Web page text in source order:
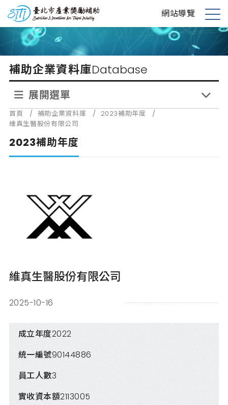
到
內
台北市產業獎勵補助 網站導覽
展
單
補助企業資料庫Database
展開選單
首頁 / 補助企業資料庫 / 2023補助年度
/
維真生醫股份有限公司
2023補助年度
維真生醫股份有限公司
2025-10-16
成立年度2022
統一編號90144886
員工人數3
實收資本額2113005